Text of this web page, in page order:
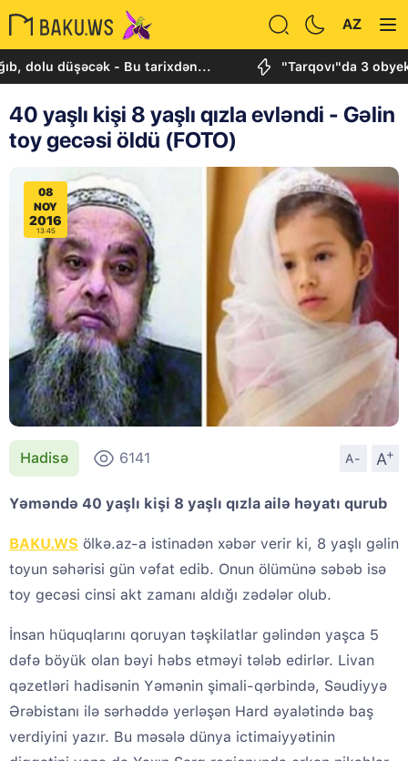
AZ
düşəcək - Bu tarixdən... "Tarqovı"da 3 obyektdə
40 yaşlı kişi 8 yaşlı qızla evləndi - Gəlin
toy gecəsi öldü (FOTO)
08
NOY
2016
13:45
Hadisə 6141 A- A
+
Yəməndə 40 yaşlı kişi 8 yaşlı qızla ailə həyatı qurub
BAKU.WS ölkə.az-a istinadən xəbər verir ki, 8 yaşlı gəlin
toyun səhərisi gün vəfat edib. Onun ölümünə səbəb isə
toy gecəsi cinsi akt zamanı aldığı zədələr olub.
İnsan hüquqlarını qoruyan təşkilatlar gəlindən yaşca 5
dəfə böyük olan bəyi həbs etməyi tələb edirlər. Livan
qəzetləri hadisənin Yəmənin şimali-qərbində, Səudiyyə
Ərəbistanı ilə sərhəddə yerləşən Hard əyalətində baş
verdiyini yazır. Bu məsələ dünya ictimaiyyətinin